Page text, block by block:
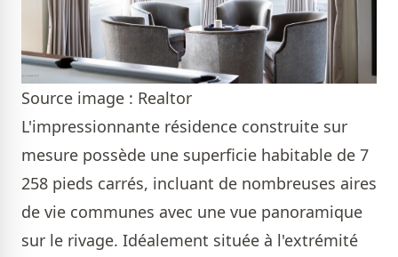
Source image : Realtor
L'impressionnante résidence construite sur
mesure possède une superficie habitable de 7
258 pieds carrés, incluant de nombreuses aires
de vie communes avec une vue panoramique
sur le rivage. Idéalement située à l'extrémité